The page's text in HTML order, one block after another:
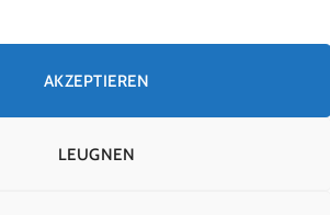
AKZEPTIEREN
LEUGNEN
hinter den Gerüchten
October 5, 2024 9,301